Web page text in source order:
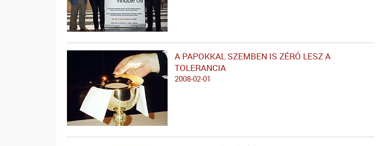
A PAPOKKAL SZEMBEN IS ZÉRÓ LESZ A
TOLERANCIA
2008-02-01